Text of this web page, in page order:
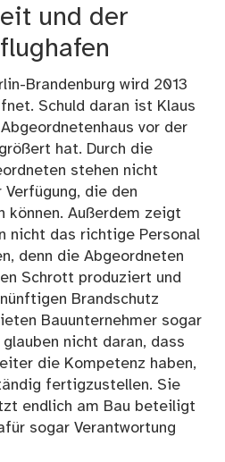
und der
Brandenburg wird 2013
Schuld daran ist Klaus
vor der
hat. Durch die
stehen nicht
die den
können. Außerdem zeigt
nicht das richtige Personal
denn die Abgeordneten
Schrott produziert und
Brandschutz
Bauunternehmer sogar
nicht daran, dass
die Kompetenz haben,
fertigzustellen. Sie
endlich am Bau beteiligt
sogar Verantwortung